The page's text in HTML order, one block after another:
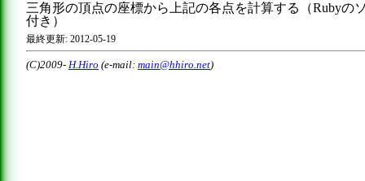
三角形の頂点の座標から上記の各点を計算する（Rubyの
付き）
最終更新: 2012-05-19
(C)2009- H.Hiro (e-mail: main@hhiro.net)